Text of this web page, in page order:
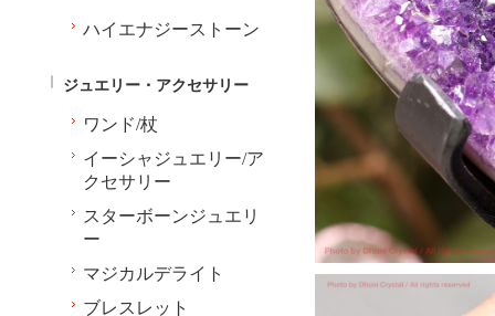
ハイエナジーストーン
ジュエリー・アクセサリー
ワンド/杖
イーシャジュエリー/ア
クセサリー
スターボーンジュエリ
ー
マジカルデライト
ブレスレット